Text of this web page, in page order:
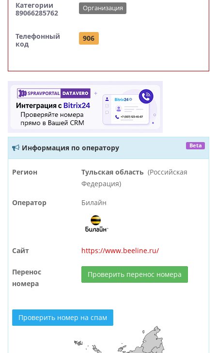
Категории
89066285762
Организация
Телефонный
код
906
Информация по оператору Beta
Регион Тульская область (Российская
Федерация)
Оператор Билайн
Сайт https://www.beeline.ru/
Перенос
номера
Проверить перенос номера
Проверить номер на спам